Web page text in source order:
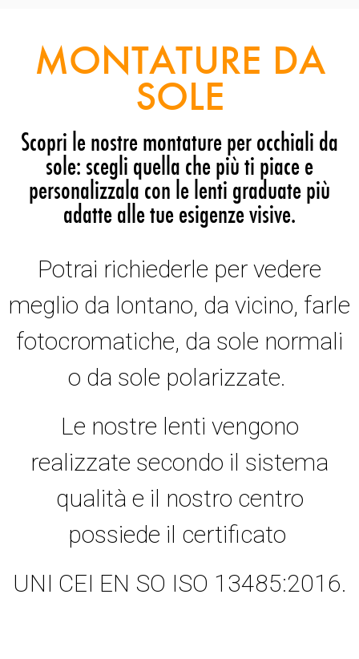
MONTATURE DA
SOLE
Scopri le nostre montature per occhiali da
sole: scegli quella che più ti piace e
personalizzala con le lenti graduate più
adatte alle tue esigenze visive.
Potrai richiederle per vedere
meglio da lontano, da vicino, farle
fotocromatiche, da sole normali
o da sole polarizzate.
Le nostre lenti vengono
realizzate secondo il sistema
qualità e il nostro centro
possiede il certificato
UNI CEI EN SO ISO 13485:2016.